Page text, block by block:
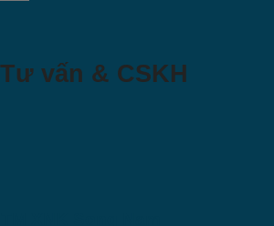
vấn & CSKH